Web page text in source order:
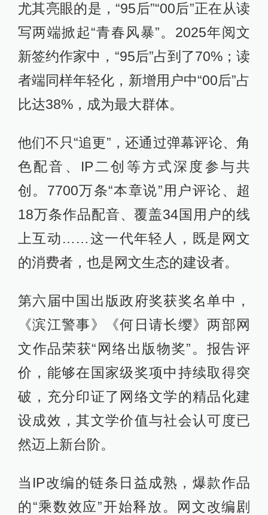
尤其亮眼的是，“95后”“00后”正在从读
写两端掀起“青春风暴”。2025年阅文
新签约作家中，“95后”占到了70%；读
者端同样年轻化，新增用户中“00后”占
比达38%，成为最大群体。
他们不只“追更”，还通过弹幕评论、角
色配音、IP二创等方式深度参与共
创。7700万条“本章说”用户评论、超
18万条作品配音、覆盖34国用户的线
上互动……这一代年轻人，既是网文
的消费者，也是网文生态的建设者。
第六届中国出版政府奖获奖名单中，
《滨江警事》《何日请长缨》两部网
文作品荣获“网络出版物奖”。报告评
价，能够在国家级奖项中持续取得突
破，充分印证了网络文学的精品化建
设成效，其文学价值与社会认可度已
然迈上新台阶。
当IP改编的链条日益成熟，爆款作品
的“乘数效应”开始释放。网文改编剧